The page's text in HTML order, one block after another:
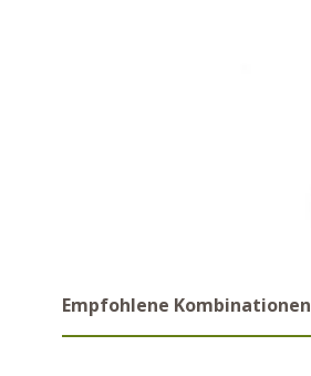
Empfohlene Kombinationen